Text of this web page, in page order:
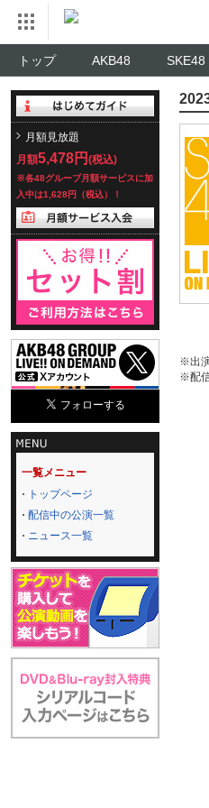
トップ AKB48 SKE48
月額見放題
月額5,478円 (税込)
※各48グループ月額サービスに加
入中は1,628円（税込）！
一覧メニュー
トップページ
配信中の公演一覧
ニュース一覧
※出
※配